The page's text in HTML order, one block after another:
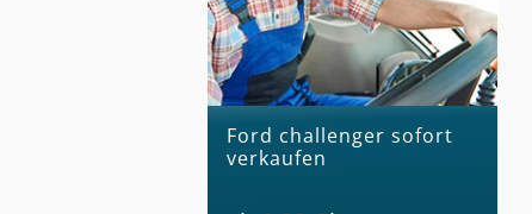
ford challenger sofort
verkaufen